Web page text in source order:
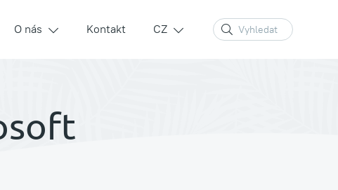
Zelené stěny a sloupy
O nás Kontakt CZ